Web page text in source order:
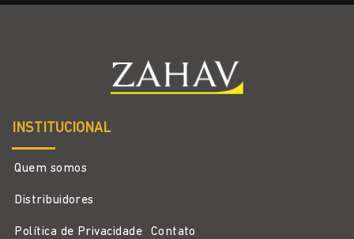
INSTITUCIONAL
Quem somos
Distribuidores
Política de Privacidade Contato